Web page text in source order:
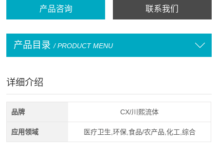
产品咨询 联系我们
产品目录 / PRODUCT MENU
详细介绍
品牌 CX/川熙流体
应用领域 医疗卫生,环保,食品/农产品,化工,综合